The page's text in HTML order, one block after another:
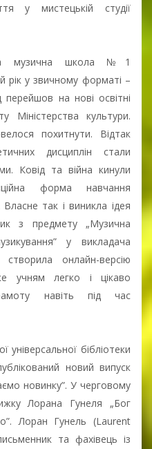
у мистецькій студії
музична школа №1
рік у звичному форматі –
на нові освітні
Міністерства культури.
похитнути. Відтак
дисциплін стали
Ковід та війна кинули
форма навчання
так і виникла ідея
з предмету „Музична
у викладача
онлайн-версію
учням легко і цікаво
навіть під час
універсальної бібліотеки
новий випуск
новинку”. У черговому
Лорана Гунеля „Бог
Лоран Гунель (Laurent
та фахівець із